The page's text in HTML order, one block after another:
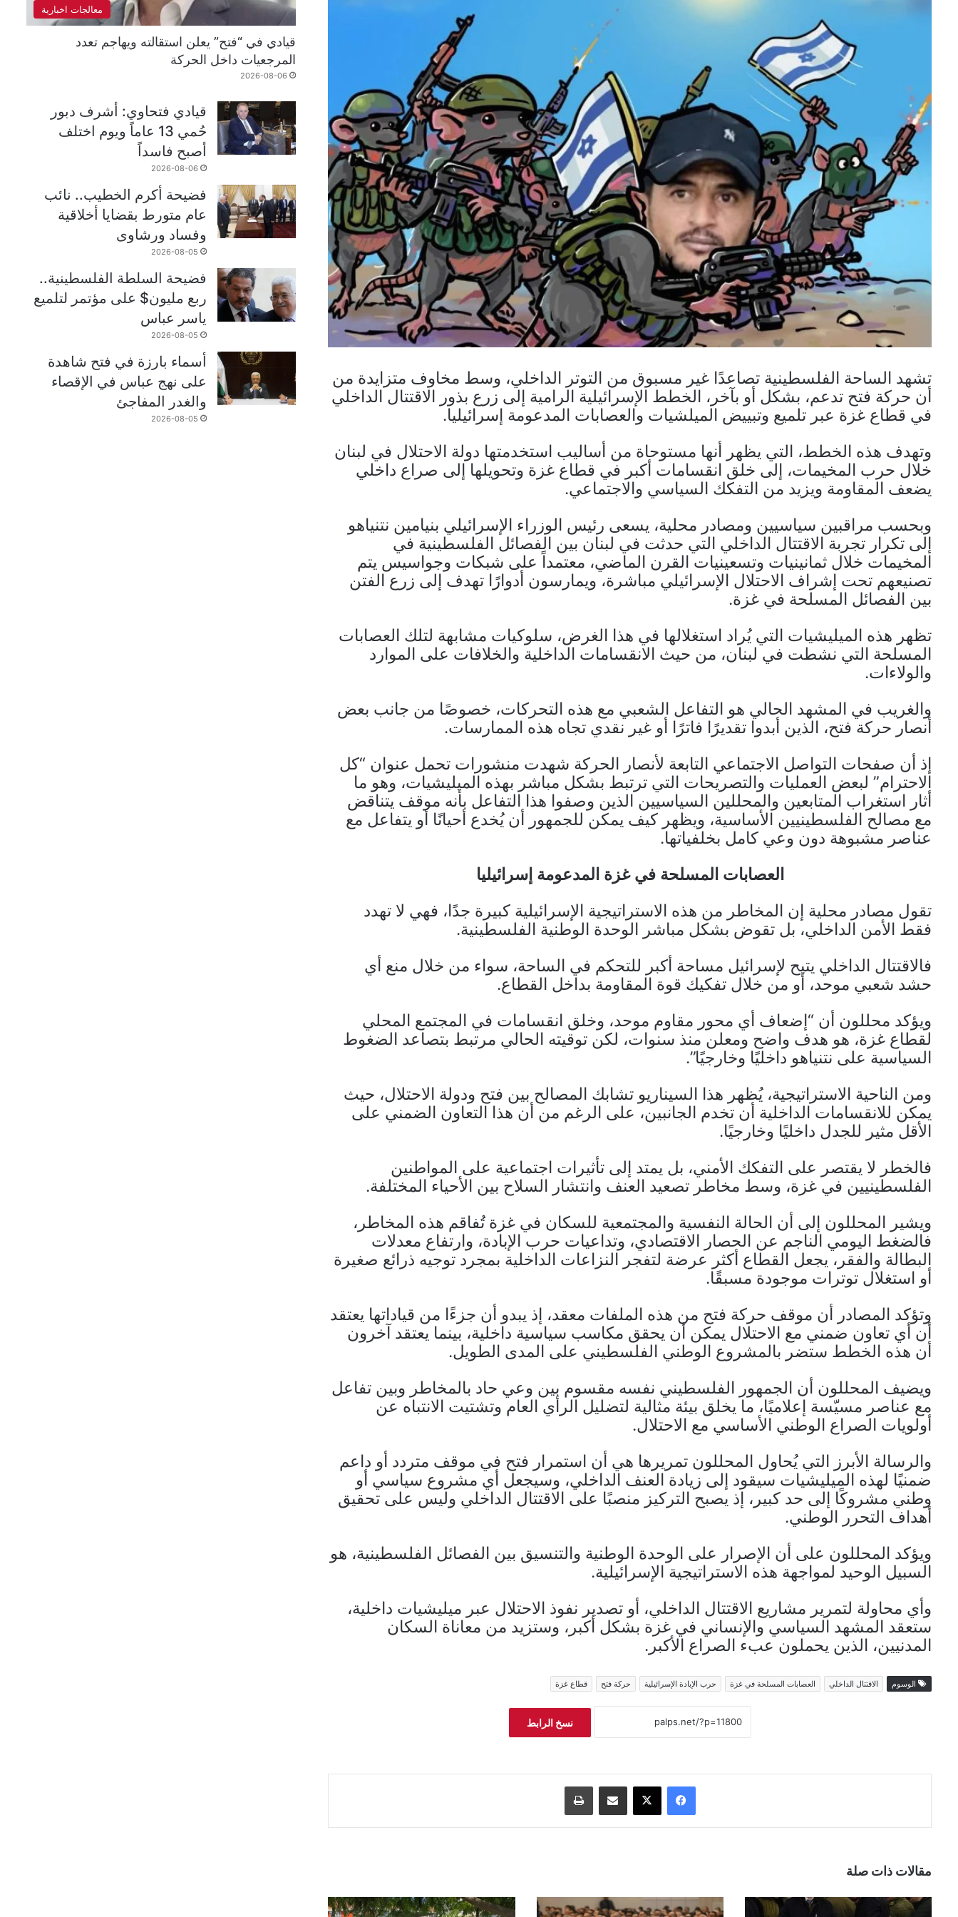
تشهد الساحة الفلسطينية تصاعدًا غير مسبوق من التوتر الداخلي، وسط مخاوف متزايدة من
أن حركة فتح تدعم، بشكل أو بآخر، الخطط الإسرائيلية الرامية إلى زرع بذور الاقتتال الداخلي
في قطاع غزة عبر تلميع وتبييض الميلشيات والعصابات المدعومة إسرائيليا.
وتهدف هذه الخطط، التي يظهر أنها مستوحاة من أساليب استخدمتها دولة الاحتلال في لبنان
خلال حرب المخيمات، إلى خلق انقسامات أكبر في قطاع غزة وتحويلها إلى صراع داخلي
يضعف المقاومة ويزيد من التفكك السياسي والاجتماعي.
وبحسب مراقبين سياسيين ومصادر محلية، يسعى رئيس الوزراء الإسرائيلي بنيامين نتنياهو
إلى تكرار تجربة الاقتتال الداخلي التي حدثت في لبنان بين الفصائل الفلسطينية في
المخيمات خلال ثمانينيات وتسعينيات القرن الماضي، معتمداً على شبكات وجواسيس يتم
تصنيعهم تحت إشراف الاحتلال الإسرائيلي مباشرة، ويمارسون أدوارًا تهدف إلى زرع الفتن
بين الفصائل المسلحة في غزة.
تظهر هذه الميليشيات التي يُراد استغلالها في هذا الغرض، سلوكيات مشابهة لتلك العصابات
المسلحة التي نشطت في لبنان، من حيث الانقسامات الداخلية والخلافات على الموارد
والولاءات.
والغريب في المشهد الحالي هو التفاعل الشعبي مع هذه التحركات، خصوصًا من جانب بعض
أنصار حركة فتح، الذين أبدوا تقديرًا فاترًا أو غير نقدي تجاه هذه الممارسات.
إذ أن صفحات التواصل الاجتماعي التابعة لأنصار الحركة شهدت منشورات تحمل عنوان “كل
الاحترام” لبعض العمليات والتصريحات التي ترتبط بشكل مباشر بهذه الميليشيات، وهو ما
أثار استغراب المتابعين والمحللين السياسيين الذين وصفوا هذا التفاعل بأنه موقف يتناقض
مع مصالح الفلسطينيين الأساسية، ويظهر كيف يمكن للجمهور أن يُخدع أحيانًا أو يتفاعل مع
عناصر مشبوهة دون وعي كامل بخلفياتها.
العصابات المسلحة في غزة المدعومة إسرائيليا
تقول مصادر محلية إن المخاطر من هذه الاستراتيجية الإسرائيلية كبيرة جدًا، فهي لا تهدد
فقط الأمن الداخلي، بل تقوض بشكل مباشر الوحدة الوطنية الفلسطينية.
فالاقتتال الداخلي يتيح لإسرائيل مساحة أكبر للتحكم في الساحة، سواء من خلال منع أي
حشد شعبي موحد، أو من خلال تفكيك قوة المقاومة بداخل القطاع.
ويؤكد محللون أن “إضعاف أي محور مقاوم موحد، وخلق انقسامات في المجتمع المحلي
لقطاع غزة، هو هدف واضح ومعلن منذ سنوات، لكن توقيته الحالي مرتبط بتصاعد الضغوط
السياسية على نتنياهو داخليًا وخارجيًا”.
ومن الناحية الاستراتيجية، يُظهر هذا السيناريو تشابك المصالح بين فتح ودولة الاحتلال، حيث
يمكن للانقسامات الداخلية أن تخدم الجانبين، على الرغم من أن هذا التعاون الضمني على
الأقل مثير للجدل داخليًا وخارجيًا.
فالخطر لا يقتصر على التفكك الأمني، بل يمتد إلى تأثيرات اجتماعية على المواطنين
الفلسطينيين في غزة، وسط مخاطر تصعيد العنف وانتشار السلاح بين الأحياء المختلفة.
ويشير المحللون إلى أن الحالة النفسية والمجتمعية للسكان في غزة تُفاقم هذه المخاطر،
فالضغط اليومي الناجم عن الحصار الاقتصادي، وتداعيات حرب الإبادة، وارتفاع معدلات
البطالة والفقر، يجعل القطاع أكثر عرضة لتفجر النزاعات الداخلية بمجرد توجيه ذرائع صغيرة
أو استغلال توترات موجودة مسبقًا.
وتؤكد المصادر أن موقف حركة فتح من هذه الملفات معقد، إذ يبدو أن جزءًا من قياداتها يعتقد
أن أي تعاون ضمني مع الاحتلال يمكن أن يحقق مكاسب سياسية داخلية، بينما يعتقد آخرون
أن هذه الخطط ستضر بالمشروع الوطني الفلسطيني على المدى الطويل.
ويضيف المحللون أن الجمهور الفلسطيني نفسه مقسوم بين وعي حاد بالمخاطر وبين تفاعل
مع عناصر مسيّسة إعلاميًا، ما يخلق بيئة مثالية لتضليل الرأي العام وتشتيت الانتباه عن
أولويات الصراع الوطني الأساسي مع الاحتلال.
والرسالة الأبرز التي يُحاول المحللون تمريرها هي أن استمرار فتح في موقف متردد أو داعم
ضمنيًا لهذه الميليشيات سيقود إلى زيادة العنف الداخلي، وسيجعل أي مشروع سياسي أو
وطني مشروكًا إلى حد كبير، إذ يصبح التركيز منصبًا على الاقتتال الداخلي وليس على تحقيق
أهداف التحرر الوطني.
ويؤكد المحللون على أن الإصرار على الوحدة الوطنية والتنسيق بين الفصائل الفلسطينية، هو
السبيل الوحيد لمواجهة هذه الاستراتيجية الإسرائيلية.
وأي محاولة لتمرير مشاريع الاقتتال الداخلي، أو تصدير نفوذ الاحتلال عبر ميليشيات داخلية،
ستعقد المشهد السياسي والإنساني في غزة بشكل أكبر، وستزيد من معاناة السكان
المدنيين، الذين يحملون عبء الصراع الأكبر.
الوسوم الاقتتال الداخلي العصابات المسلحة في غزة حرب الإبادة الإسرائيلية حركة فتح قطاع غزة
نسخ الرابط
فيسبوك ‫X مشاركة عبر البريد طباعة
مقالات ذات صلة
معالجات اخبارية
قيادي في “فتح” يعلن استقالته ويهاجم تعدد
المرجعيات داخل الحركة
2026-08-06
قيادي فتحاوي: أشرف دبور
حُمي 13 عاماً ويوم اختلف
أصبح فاسداً
2026-08-06
فضيحة أكرم الخطيب.. نائب
عام متورط بقضايا أخلاقية
وفساد ورشاوى
2026-08-05
فضيحة السلطة الفلسطينية..
ربع مليون$ على مؤتمر لتلميع
ياسر عباس
2026-08-05
أسماء بارزة في فتح شاهدة
على نهج عباس في الإقصاء
والغدر المفاجئ
2026-08-05